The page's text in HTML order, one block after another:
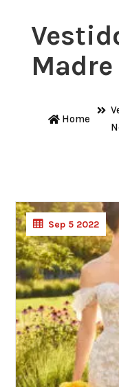
Home
Sep 5 2022